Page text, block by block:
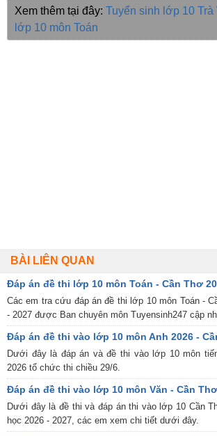
Xem thêm tại đây: Tuyển sinh lớp 10 Trà
lớp 10 môn Toán
BÀI LIÊN QUAN
Đáp án đề thi lớp 10 môn Toán - Cần Thơ
Các em tra cứu đáp án đề thi lớp 10 môn Toán -
- 2027 được Ban chuyên môn Tuyensinh247 cập
Đáp án đề thi vào lớp 10 môn Anh 2026 -
Dưới đây là đáp án và đề thi vào lớp 10 môn
2026 tổ chức thi chiều 29/6.
Đáp án đề thi vào lớp 10 môn Văn - Cần
Dưới đây là đề thi và đáp án thi vào lớp 10 Cần
học 2026 - 2027, các em xem chi tiết dưới đây.